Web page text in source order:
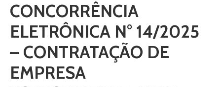
CONCORRÊNCIA
ELETRÔNICA N° 14/2025
– CONTRATAÇÃO DE
EMPRESA